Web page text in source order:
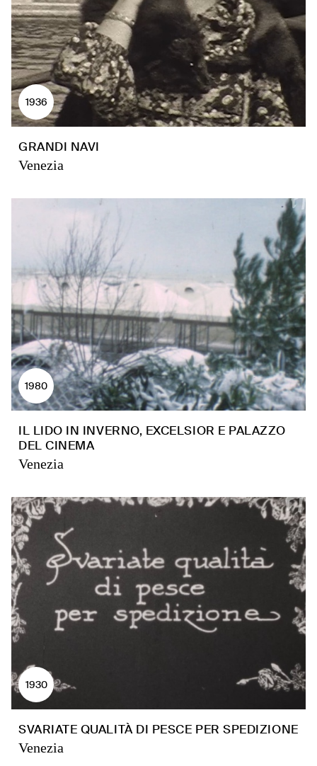
1936
GRANDI NAVI
Venezia
1980
IL LIDO IN INVERNO, EXCELSIOR E PALAZZO
DEL CINEMA
Venezia
1930
SVARIATE QUALITÀ DI PESCE PER SPEDIZIONE
Venezia